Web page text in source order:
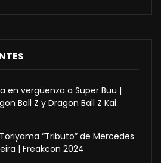
en vergüenza a Super Buu |
Ball Z y Dragon Ball Z Kai
“Tributo” de Mercedes
| Freakcon 2024